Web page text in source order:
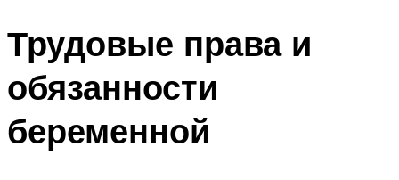
Трудовые права и
обязанности
беременной